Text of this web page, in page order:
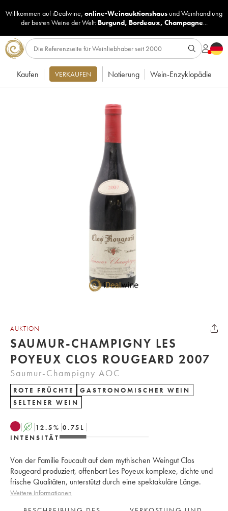
Willkommen auf iDealwine, online-Weinauktionshaus undWeinhandlung
der besten Weine der Welt: Burgund, Bordeaux, Champagne...
Kaufen VERKAUFEN Notierung Wein-Enzyklopädie
AUKTION
SAUMUR-CHAMPIGNY LES
POYEUX CLOS ROUGEARD 2007
Saumur-Champigny AOC
ROTE FRÜCHTE
GASTRONOMISCHER WEIN
SELTENER WEIN
A 12.5% 0.75 L
INTENSITÄT
Von der Familie Foucault auf dem mythischen Weingut Clos
Rougeard produziert, offenbart Les Poyeux komplexe, dichte und
frische Qualitäten, unterstützt durch eine spektakuläre Länge.
Weitere Informationen